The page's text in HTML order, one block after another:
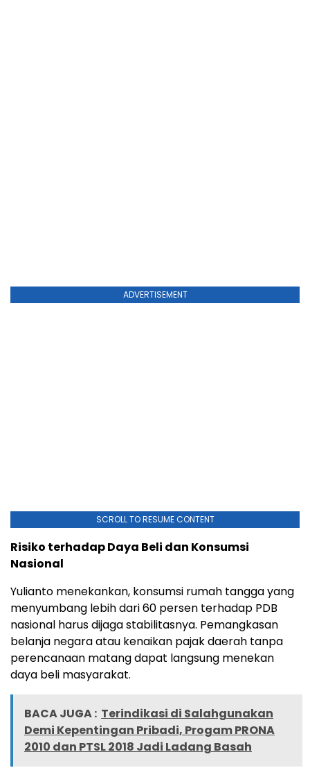
ADVERTISEMENT
SCROLL TO RESUME CONTENT
Risiko terhadap Daya Beli dan Konsumsi
Nasional
Yulianto menekankan, konsumsi rumah tangga yang
menyumbang lebih dari 60 persen terhadap PDB
nasional harus dijaga stabilitasnya. Pemangkasan
belanja negara atau kenaikan pajak daerah tanpa
perencanaan matang dapat langsung menekan
daya beli masyarakat.
BACA JUGA : Terindikasi di Salahgunakan
Demi Kepentingan Pribadi, Progam PRONA
2010 dan PTSL 2018 Jadi Ladang Basah